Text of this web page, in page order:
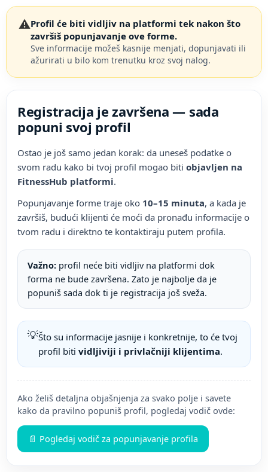
⚠️Profil će biti vidljiv na platformi tek nakon što
završiš popunjavanje ove forme.
Sve informacije možeš kasnije menjati, dopunjavati ili
ažurirati u bilo kom trenutku kroz svoj nalog.
Registracija je završena — sada
popuni svoj profil
Ostao je još samo jedan korak: da uneseš podatke o
svom radu kako bi tvoj profil mogao biti objavljen na
FitnessHub platformi.
Popunjavanje forme traje oko 10–15 minuta, a kada je
završiš, budući klijenti će moći da pronađu informacije o
tvom radu i direktno te kontaktiraju putem profila.
Važno: profil neće biti vidljiv na platformi dok
forma ne bude završena. Zato je najbolje da je
popuniš sada dok ti je registracija još sveža.
💡Što su informacije jasnije i konkretnije, to će tvoj
profil biti vidljiviji i privlačniji klijentima.
Ako želiš detaljna objašnjenja za svako polje i savete
kako da pravilno popuniš profil, pogledaj vodič ovde:
📄 Pogledaj vodič za popunjavanje profila